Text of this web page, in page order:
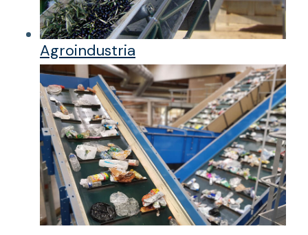
Agroindustria